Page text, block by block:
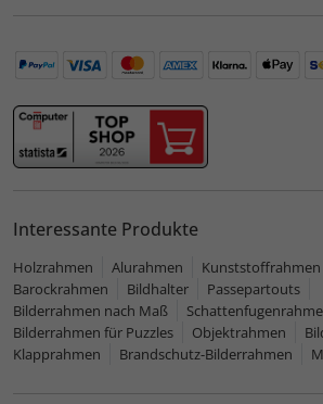
Interessante Produkte
Holzrahmen Alurahmen Kunststoffrahmen
Barockrahmen
Bildhalter
Passepartouts
Bilderrahmen nach Maß
Bilderrahmen für Puzzles
Objektrahmen
Klapprahmen
Brandschutz-Bilderrahmen